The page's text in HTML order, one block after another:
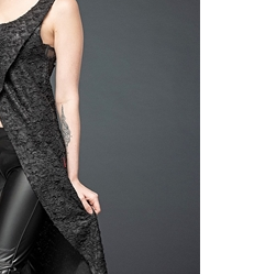
Leipzig